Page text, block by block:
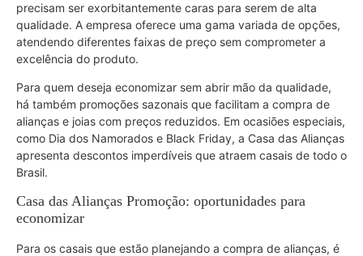
precisam ser exorbitantemente caras para serem de alta
qualidade. A empresa oferece uma gama variada de opções,
atendendo diferentes faixas de preço sem comprometer a
excelência do produto.
Para quem deseja economizar sem abrir mão da qualidade,
há também promoções sazonais que facilitam a compra de
alianças e joias com preços reduzidos. Em ocasiões especiais,
como Dia dos Namorados e Black Friday, a Casa das Alianças
apresenta descontos imperdíveis que atraem casais de todo o
Brasil.
Casa das Alianças Promoção: oportunidades para
economizar
Para os casais que estão planejando a compra de alianças, é